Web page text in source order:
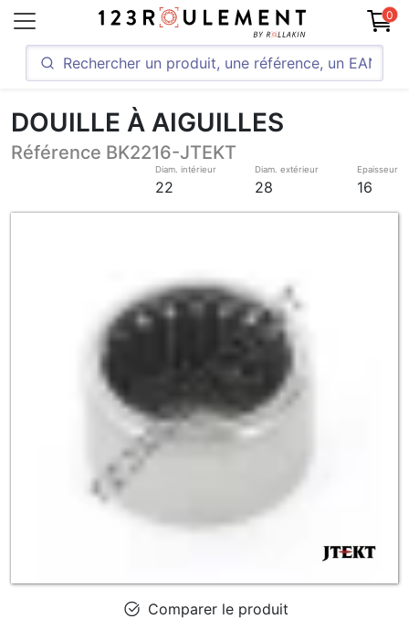
0
DOUILLE À AIGUILLES
Référence BK2216-JTEKT
Diam. intérieur
22
Diam. extérieur
28
Epaisseur
16
Comparer le produit